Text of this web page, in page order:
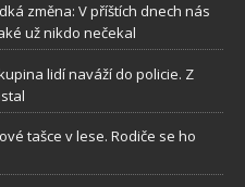
změna: V příštích dnech nás
už nikdo nečekal
lidí naváží do policie. Z
tašce v lese. Rodiče se ho